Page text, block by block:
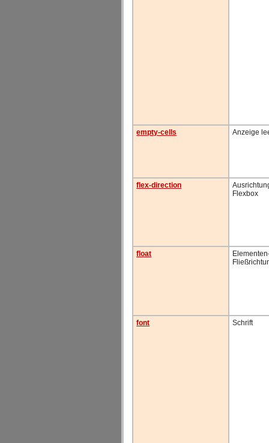
empty-cells Anzeige
flex-direction
Flexbox
float
font Schrift